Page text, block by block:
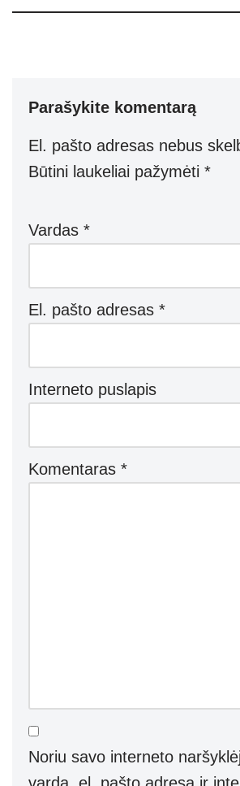
Parašykite komentarą
El. pašto adresas nebus
Būtini laukeliai pažymėti *
Vardas *
El. pašto adresas *
Interneto puslapis
Komentaras *
Noriu savo interneto